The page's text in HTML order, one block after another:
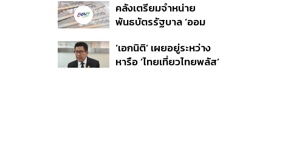
สิน’ สิริอายุ 103 ปี แกนนำ
เพื่อไทย-บุคคลหลาก
คลังเตรียมจำหน่าย
พันธบัตรรัฐบาล ‘ออม
ก.ย.นี้ อาจเพิ่มสัดส่วนการ
ขายแบบ Small Lot First
‘เอกนิติ’ เผยอยู่ระหว่าง
หารือ ‘ไทยเที่ยวไทยพลัส’